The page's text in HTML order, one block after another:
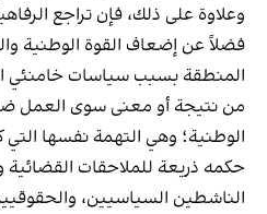
وعلاوة على ذلك، فإن تراجع
فضلاً عن إضعاف القوة الوطنية
المنطقة بسبب سياسات خامنئي
من نتيجة أو معنى سوى العمل
حكمه ذريعة للملاحقات القضائية
الناشطين السياسيين،